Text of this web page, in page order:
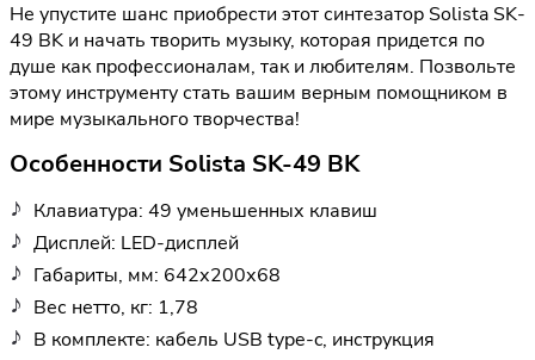
Не упустите шанс приобрести этот синтезатор Solista SK-
49 BK и начать творить музыку, которая придется по
душе как профессионалам, так и любителям. Позвольте
этому инструменту стать вашим верным помощником в
мире музыкального творчества!
Особенности Solista SK-49 BK
Клавиатура: 49 уменьшенных клавиш
Дисплей: LED-дисплей
Габариты, мм: 642х200х68
Вес нетто, кг: 1,78
В комплекте: кабель USB type-c, инструкция